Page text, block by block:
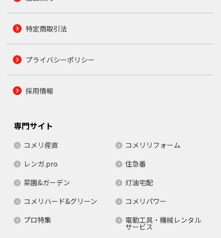
特定商取引法
プライバシーポリシー
採用情報
専門サイト
コメリ産直
コメリリフォーム
レンガ.pro
住急番
菜園&ガーデン
灯油宅配
コメリハード&グリーン
コメリパワー
プロ特集
電動工具・機械レンタル
サービス